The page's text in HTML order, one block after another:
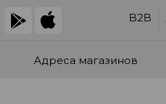
B2B
Адреса магазинов